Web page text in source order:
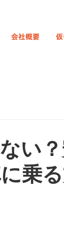
会社概要
い
乗